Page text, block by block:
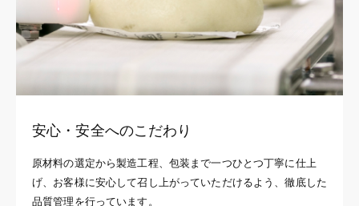
安心・安全へのこだわり
原材料の選定から製造工程、包装まで一つひとつ丁寧に仕上
げ、お客様に安心して召し上がっていただけるよう、徹底した
品質管理を行っています。